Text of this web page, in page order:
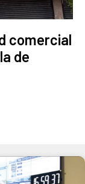
comercial
de